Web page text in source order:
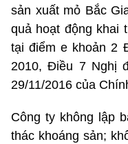
sản xuất mỏ Bắc
quả hoạt động khai
tại điểm e khoản 2
2010, Điều 7 Nghị
29/11/2016 của
Công ty không lập
thác khoáng sản;